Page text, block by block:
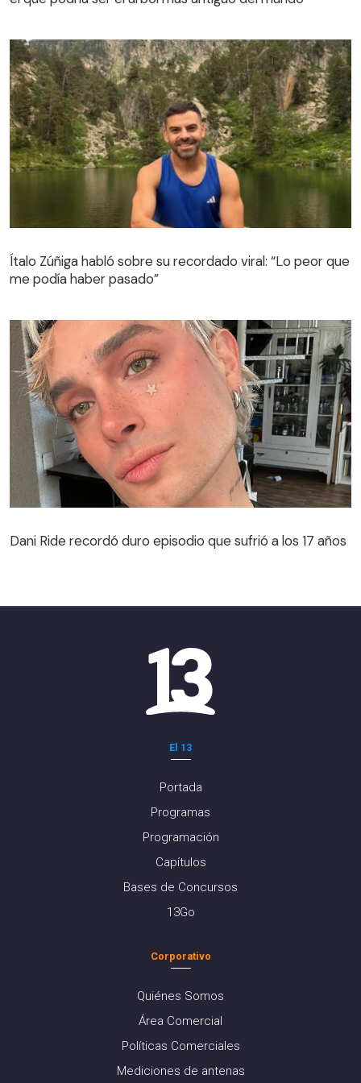
Ítalo Zúñiga habló sobre su recordado viral: “Lo peor que
me podía haber pasado”
Dani Ride recordó duro episodio que sufrió a los 17 años
El 13
Portada
Programas
Programación
Capítulos
Bases de Concursos
13Go
Corporativo
Quiénes Somos
Área Comercial
Políticas Comerciales
Mediciones de antenas